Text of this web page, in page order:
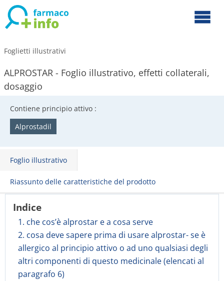
Foglietti illustrativi
ALPROSTAR - Foglio illustrativo, effetti collaterali,
dosaggio
Contiene principio attivo :
Alprostadil
Foglio illustrativo
Riassunto delle caratteristiche del prodotto
Indice
1. che cos’è alprostar e a cosa serve
2. cosa deve sapere prima di usare alprostar- se è
allergico al principio attivo o ad uno qualsiasi degli
altri componenti di questo medicinale (elencati al
paragrafo 6)